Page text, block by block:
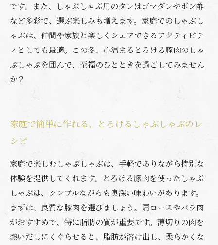
です。また、しゃぶしゃぶ用のタレはゴマダレやポン酢
など多彩で、選ぶ楽しみも増えます。家庭でのしゃぶし
ゃぶは、仲間や家族と楽しくシェアできるアクティビテ
ィとしても最適。この冬、心温まるとろける豚肉のしゃ
ぶしゃぶを囲んで、至福のひとときを過ごしてみません
か？
家庭で簡単に作れる、とろけるしゃぶしゃぶのレ
シピ
家庭で楽しむしゃぶしゃぶは、手軽でありながら特別な
体験を提供してくれます。とろける豚肉を使ったしゃぶ
しゃぶは、シンプルながらも奥深い味わいがあります。
まずは、良質な豚肉を選びましょう。肩ロースやバラ肉
がおすすめで、特に脂肪の質が重要です。薄切りの肉を
熱いだしにくぐらせると、脂肪が溶け出し、柔らかくな